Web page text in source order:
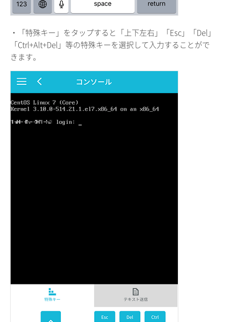
・「特殊キー」をタップすると「上下左右」「Esc」「Del」
「Ctrl+Alt+Del」等の特殊キーを選択して入力することがで
きます。